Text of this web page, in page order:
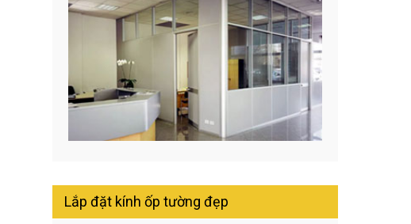
Lắp đặt kính ốp tường đẹp